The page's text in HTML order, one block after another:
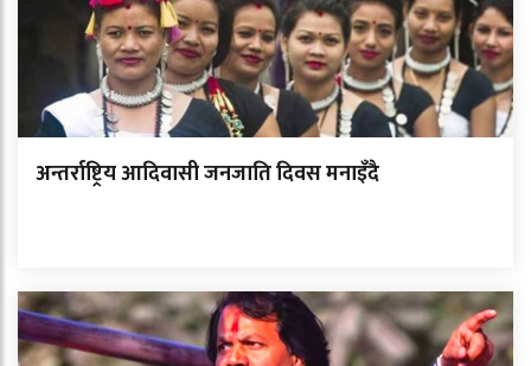
अन्तर्राष्ट्रिय आदिवासी जनजाति दिवस मनाइँदै